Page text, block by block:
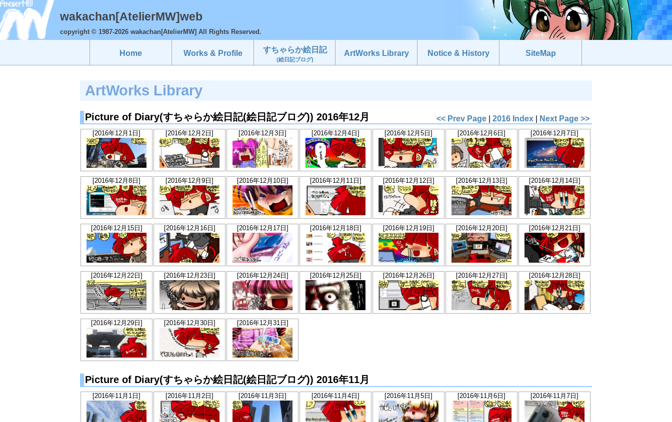
wakachan[AtelierMW]web
copyright © 1987-2026 wakachan[AtelierMW] All Rights Reserved.
Home Works & Profile すちゃらか絵日記
(絵日記ブログ)
ArtWorks Library Notice & History SiteMap
ArtWorks Library
<< Prev Page | 2016 Index | Next Page >>
Picture of Diary(すちゃらか絵日記(絵日記ブログ)) 2016年12月
[2016年12月1日] [2016年12月2日] [2016年12月3日] [2016年12月4日] [2016年12月5日] [2016年12月6日] [2016年12月7日]
[2016年12月8日] [2016年12月9日] [2016年12月10日] [2016年12月11日] [2016年12月12日] [2016年12月13日] [2016年12月14日]
[2016年12月15日] [2016年12月16日] [2016年12月17日] [2016年12月18日] [2016年12月19日] [2016年12月20日] [2016年12月21日]
[2016年12月22日] [2016年12月23日] [2016年12月24日] [2016年12月25日] [2016年12月26日] [2016年12月27日] [2016年12月28日]
[2016年12月29日] [2016年12月30日] [2016年12月31日]
Picture of Diary(すちゃらか絵日記(絵日記ブログ)) 2016年11月
[2016年11月1日] [2016年11月2日] [2016年11月3日] [2016年11月4日] [2016年11月5日] [2016年11月6日] [2016年11月7日]